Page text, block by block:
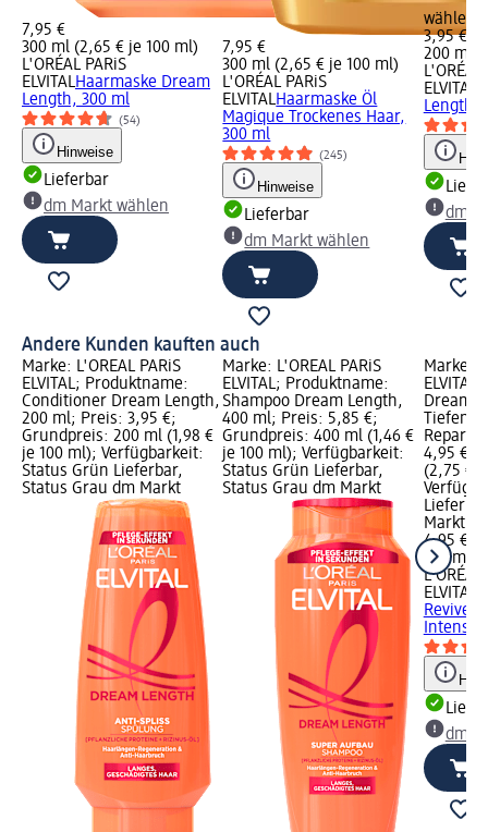
7,95 €
300 ml (2,65 € je 100 ml)
L'ORÉAL PARiS
ELVITALHaarmaske Dream
Length, 300 ml
(54)
Hinweise
Lieferbar
dm Markt wählen
7,95 €
300 ml (2,65 € je 100 ml)
L'ORÉAL PARiS
ELVITALHaarmaske Öl
Magique Trockenes Haar,
300 ml
(245)
Hinweise
Lieferbar
dm Markt wählen
wählen
3,95 €
200 ml
L'ORÉAL
ELVITAL
Length,
dm
Andere Kunden kauften auch
Marke: L'ORÉAL PARiS
ELVITAL; Produktname:
Conditioner Dream Length,
200 ml; Preis: 3,95 €;
Grundpreis: 200 ml (1,98 €
je 100 ml); Verfügbarkeit:
Status Grün Lieferbar,
Status Grau dm Markt
Marke: L'ORÉAL PARiS
ELVITAL; Produktname:
Shampoo Dream Length,
400 ml; Preis: 5,85 €;
Grundpreis: 400 ml (1,46 €
je 100 ml); Verfügbarkeit:
Status Grün Lieferbar,
Status Grau dm Markt
Marke:
4,95 €;
(2,75 €
Markt
4,95 €
180 ml
L'ORÉAL
ELVITAL
Reviver
dm